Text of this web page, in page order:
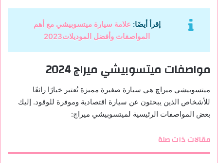
إقرأ أيضَا: علامة سيارة ميتسوبيشي مع أهم
المواصفات وأفضل الموديلات2023
مواصفات ميتسوبيشي ميراج 2024
ميتسوبيشي ميراچ هي سيارة صغيرة مميزة تُعتبر خيارًا رائعًا
للأشخاص الذين يبحثون عن سيارة اقتصادية وموفرة للوقود. إليك
بعض المواصفات الرئيسية لميتسوبيشي ميراچ:
مقالات ذات صلة